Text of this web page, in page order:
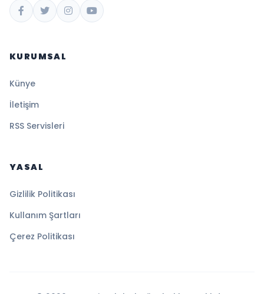
KURUMSAL
Künye
İletişim
RSS Servisleri
YASAL
Gizlilik Politikası
Kullanım Şartları
Çerez Politikası